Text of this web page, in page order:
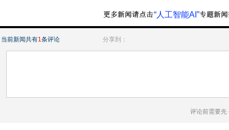
“人工智能AI”
当前新闻共有1条评论 分享到：
评论前需要先